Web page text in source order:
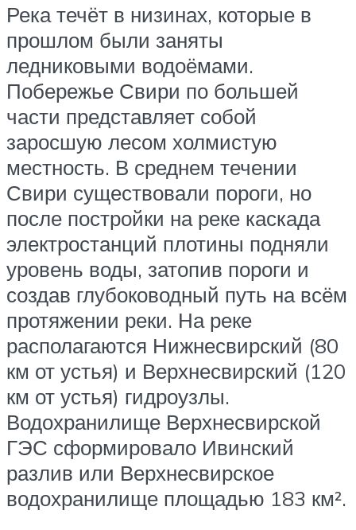
Река течёт в низинах, которые в
прошлом были заняты
ледниковыми водоёмами.
Побережье Свири по большей
части представляет собой
заросшую лесом холмистую
местность. В среднем течении
Свири существовали пороги, но
после постройки на реке каскада
электростанций плотины подняли
уровень воды, затопив пороги и
создав глубоководный путь на всём
протяжении реки. На реке
располагаются Нижнесвирский (80
км от устья) и Верхнесвирский (120
км от устья) гидроузлы.
Водохранилище Верхнесвирской
ГЭС сформировало Ивинский
разлив или Верхнесвирское
водохранилище площадью 183 км².